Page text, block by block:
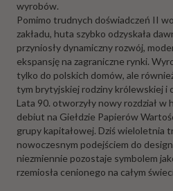
wyrobów.
Pomimo trudnych doświadczeń II
zakładu, huta szybko odzyskała
przyniosły dynamiczny rozwój,
ekspansję na zagraniczne rynki.
tylko do polskich domów, ale
tym brytyjskiej rodziny królewskiej i
Lata 90. otworzyły nowy rozdział w
debiut na Giełdzie Papierów
grupy kapitałowej. Dziś wieloletnia
nowoczesnym podejściem do
niezmiennie pozostaje symbolem
rzemiosła cenionego na całym